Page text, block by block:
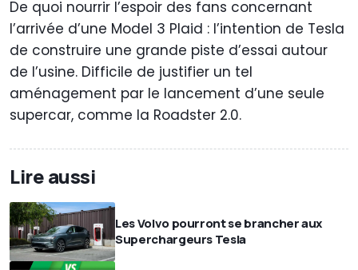
De quoi nourrir l’espoir des fans concernant
l’arrivée d’une Model 3 Plaid : l’intention de Tesla
de construire une grande piste d’essai autour
de l’usine. Difficile de justifier un tel
aménagement par le lancement d’une seule
supercar, comme la Roadster 2.0.
Lire aussi
Les Volvo pourront se brancher aux
Superchargeurs Tesla